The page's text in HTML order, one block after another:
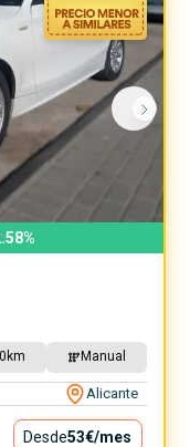
%
km Manual
Alicante
Desde53€/mes